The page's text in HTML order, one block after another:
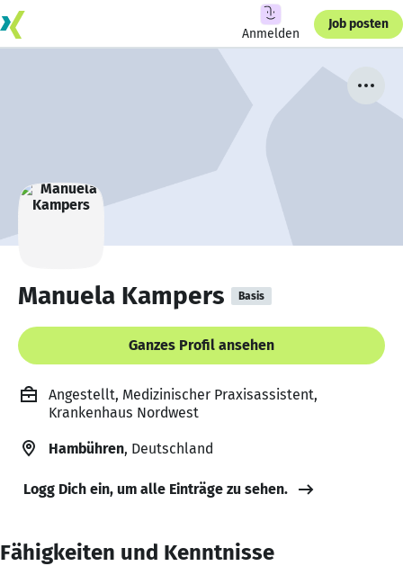
Anmelden
Job posten
Manuela Kampers Basis
Ganzes Profil ansehen
Angestellt, Medizinischer Praxisassistent,
Krankenhaus Nordwest
Hambühren, Deutschland
Logg Dich ein, um alle Einträge zu sehen.
Fähigkeiten und Kenntnisse